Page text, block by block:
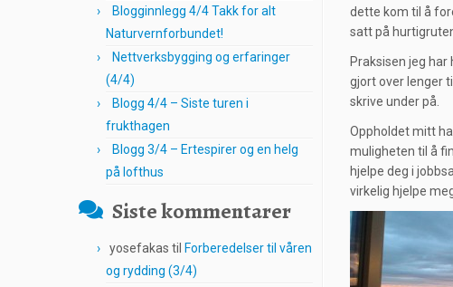
Blogginnlegg 4/4 Takk for alt
Naturvernforbundet!
Nettverksbygging og erfaringer
(4/4)
Blogg 4/4 – Siste turen i
frukthagen
Blogg 3/4 – Ertespirer og en helg
på lofthus
Siste kommentarer
yosefakas til Forberedelser til våren
og rydding (3/4)
dette kom til å
satt på
Praksisen jeg
gjort over lenger
skrive under på.
Oppholdet mitt
muligheten til å
hjelpe deg i
virkelig hjelpe